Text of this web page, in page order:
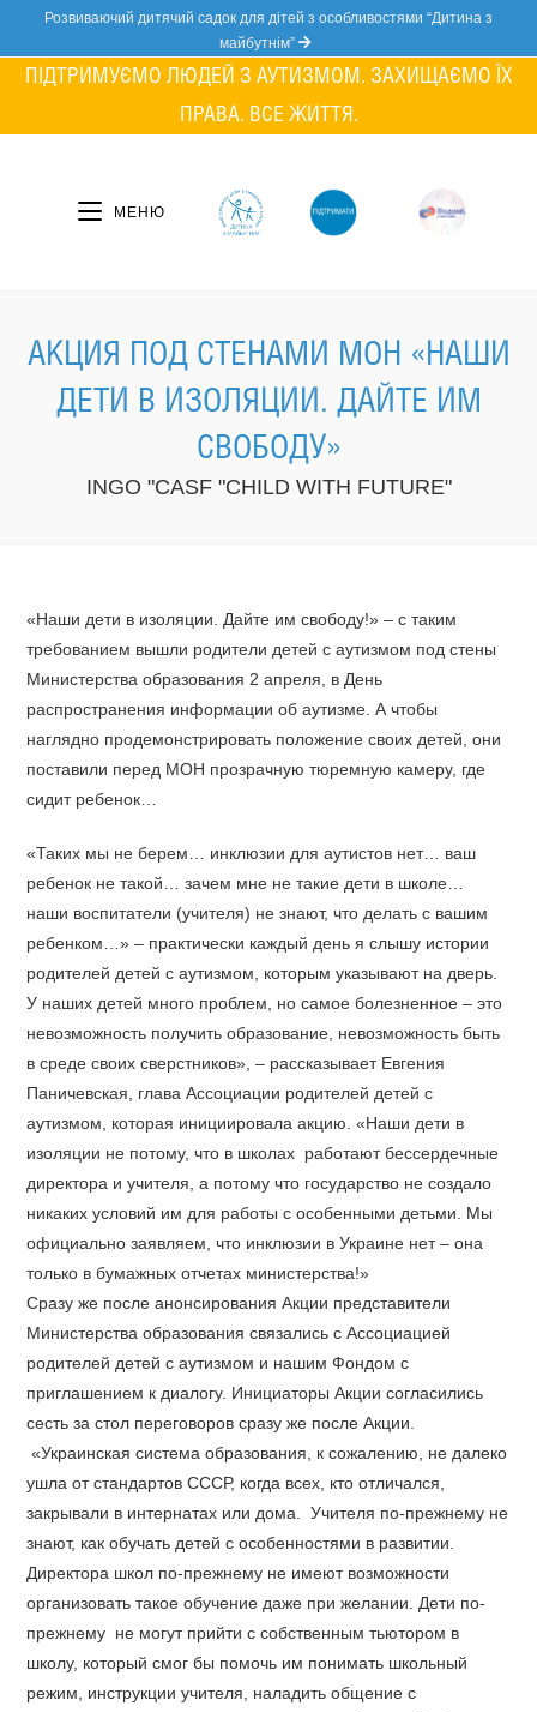
content
Розвиваючий дитячий садок для дітей з особливостями “Дитина з
майбутнім”
ПІДТРИМУЄМО ЛЮДЕЙ З АУТИЗМОМ. ЗАХИЩАЄМО ЇХ
ПРАВА. ВСЕ ЖИТТЯ.
МЕНЮ
АКЦИЯ ПОД СТЕНАМИ МОН «НАШИ
ДЕТИ В ИЗОЛЯЦИИ. ДАЙТЕ ИМ
СВОБОДУ»
INGO "CASF "CHILD WITH FUTURE"
«Наши дети в изоляции. Дайте им свободу!» – с таким
требованием вышли родители детей с аутизмом под стены
Министерства образования 2 апреля, в День
распространения информации об аутизме. А чтобы
наглядно продемонстрировать положение своих детей, они
поставили перед МОН прозрачную тюремную камеру, где
сидит ребенок…
«Таких мы не берем… инклюзии для аутистов нет… ваш
ребенок не такой… зачем мне не такие дети в школе…
наши воспитатели (учителя) не знают, что делать с вашим
ребенком…» – практически каждый день я слышу истории
родителей детей с аутизмом, которым указывают на дверь.
У наших детей много проблем, но самое болезненное – это
невозможность получить образование, невозможность быть
в среде своих сверстников», – рассказывает Евгения
Паничевская, глава Ассоциации родителей детей с
аутизмом, которая инициировала акцию. «Наши дети в
изоляции не потому, что в школах работают бессердечные
директора и учителя, а потому что государство не создало
никаких условий им для работы с особенными детьми. Мы
официально заявляем, что инклюзии в Украине нет – она
только в бумажных отчетах министерства!»
Сразу же после анонсирования Акции представители
Министерства образования связались с Ассоциацией
родителей детей с аутизмом и нашим Фондом с
приглашением к диалогу. Инициаторы Акции согласились
сесть за стол переговоров сразу же после Акции.
«Украинская система образования, к сожалению, не далеко
ушла от стандартов СССР, когда всех, кто отличался,
закрывали в интернатах или дома. Учителя по-прежнему не
знают, как обучать детей с особенностями в развитии.
Директора школ по-прежнему не имеют возможности
организовать такое обучение даже при желании. Дети по-
прежнему не могут прийти с собственным тьютором в
школу, который смог бы помочь им понимать школьный
режим, инструкции учителя, наладить общение с